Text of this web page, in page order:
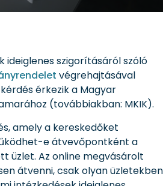
ideiglenes szigorításáról szóló
végrehajtásával
érkezik a Magyar
(továbbiakban: MKIK).
amely a kereskedőket
e átvevőpontként a
üzlet. Az online megvásárolt
átvenni, csak olyan üzletekben